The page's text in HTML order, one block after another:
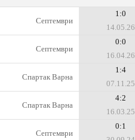
Септември
1:0
14.05.26
Септември
0:0
16.04.26
Спартак Варна
1:4
07.11.25
Спартак Варна
4:2
16.03.25
Септември
0:1